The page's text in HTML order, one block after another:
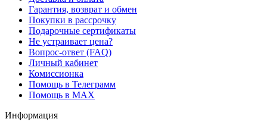
Гарантия, возврат и обмен
Покупки в рассрочку
Подарочные сертификаты
Не устраивает цена?
Вопрос-ответ (FAQ)
Личный кабинет
Комиссионка
Помощь в Телеграмм
Помощь в MAX
Информация